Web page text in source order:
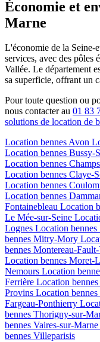
Économie et
Marne
L'économie de la Seine-
services, avec des pôles
Vallée. Le département
sa superficie, offrant un
Pour toute question ou
nous contacter au 01 83
solutions de location de
Location bennesAvon
Location bennes Bussy-
Location bennes
Location bennes Claye-
Location bennes
Location bennes
Fontainebleau Location
Le Mée-sur-Seine
Lognes Location bennes
bennes Mitry-Mory
bennes Montereau-
Location bennes Moret-
Nemours Location
Ferrière Location bennes
Provins Location bennes
Fargeau-Ponthierry
bennes Thorigny-sur-
bennes Vaires-sur-Marne
bennes Villeparisis